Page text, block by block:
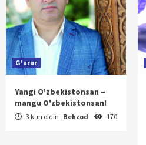
G'urur
Yangi O'zbekistonsan –
mangu O'zbekistonsan!
3 kun oldin Behzod 170